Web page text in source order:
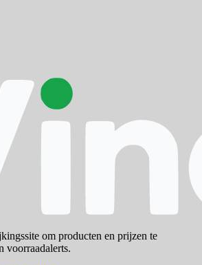
om producten en prijzen te
voorraadalerts.